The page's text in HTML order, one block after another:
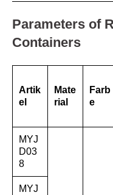
Parameters of
Containers
Artik
el
Mate
rial
Farb
e
MYJ
D03
8
MYJ